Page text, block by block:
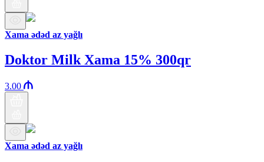
Xama ədəd az yağlı
Doktor Milk Xama 15% 300qr
3.00
Xama ədəd az yağlı